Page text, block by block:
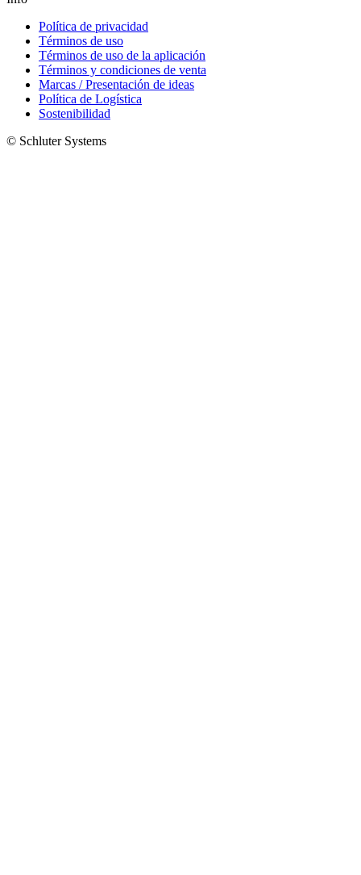
Política de privacidad
Términos de uso
Términos de uso de la aplicación
Términos y condiciones de venta
Marcas / Presentación de ideas
Política de Logística
Sostenibilidad
© Schluter Systems